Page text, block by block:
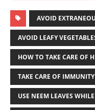
AVOID
AVOID LEAFY
HOW TO TAKE CARE OF
TAKE CARE OF IMMUNITY
USE NEEM LEAVES